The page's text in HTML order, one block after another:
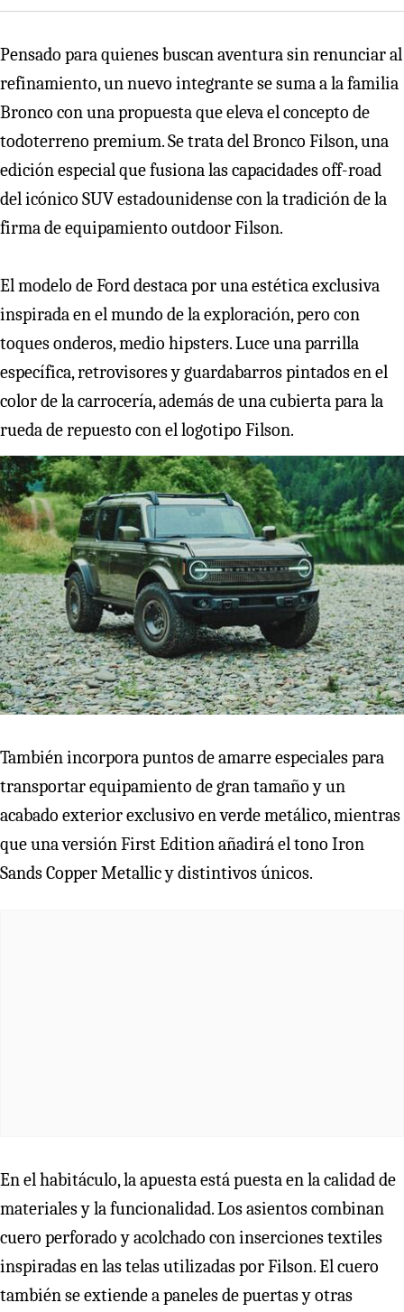
Pensado para quienes buscan aventura sin renunciar al
refinamiento, un nuevo integrante se suma a la familia
Bronco con una propuesta que eleva el concepto de
todoterreno premium. Se trata del Bronco Filson, una
edición especial que fusiona las capacidades off-road
del icónico SUV estadounidense con la tradición de la
firma de equipamiento outdoor Filson.
El modelo de Ford destaca por una estética exclusiva
inspirada en el mundo de la exploración, pero con
toques onderos, medio hipsters. Luce una parrilla
específica, retrovisores y guardabarros pintados en el
color de la carrocería, además de una cubierta para la
rueda de repuesto con el logotipo Filson.
También incorpora puntos de amarre especiales para
transportar equipamiento de gran tamaño y un
acabado exterior exclusivo en verde metálico, mientras
que una versión First Edition añadirá el tono Iron
Sands Copper Metallic y distintivos únicos.
En el habitáculo, la apuesta está puesta en la calidad de
materiales y la funcionalidad. Los asientos combinan
cuero perforado y acolchado con inserciones textiles
inspiradas en las telas utilizadas por Filson. El cuero
también se extiende a paneles de puertas y otras